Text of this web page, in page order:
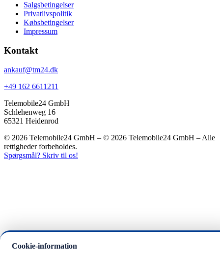
Salgsbetingelser
Privatlivspolitik
Købsbetingelser
Impressum
Kontakt
ankauf@tm24.dk
+49 162 6611211
Telemobile24 GmbH
Schlehenweg 16
65321 Heidenrod
© 2026 Telemobile24 GmbH – © 2026 Telemobile24 GmbH – Alle
rettigheder forbeholdes.
Spørgsmål? Skriv til os!
Cookie-information